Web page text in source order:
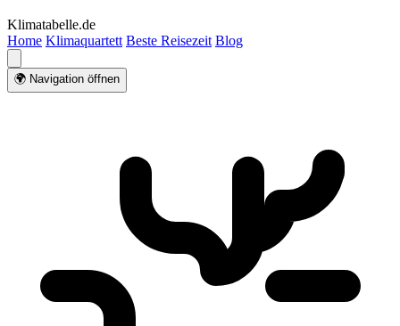
Klimatabelle.de
Home Klimaquartett Beste Reisezeit Blog
🌍 Navigation öffnen